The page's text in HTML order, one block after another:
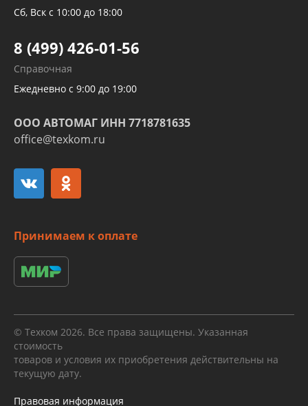
Трубок кондиционеров
Развертка пайка медных стальных
алюминиевых трубок и штуцеров
Сб, Вск с 10:00 до 18:00
8 (499) 426-01-56
Справочная
Ежедневно с 9:00 до 19:00
ООО АВТОМАГ ИНН 7718781635
office@texkom.ru
Принимаем к оплате
© Техком 2026. Все права защищены. Указанная
стоимость
товаров и условия их приобретения действительны на
текущую дату.
Правовая информация